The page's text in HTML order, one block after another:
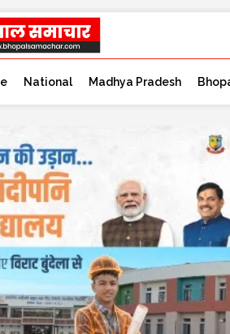
National Madhya Pradesh